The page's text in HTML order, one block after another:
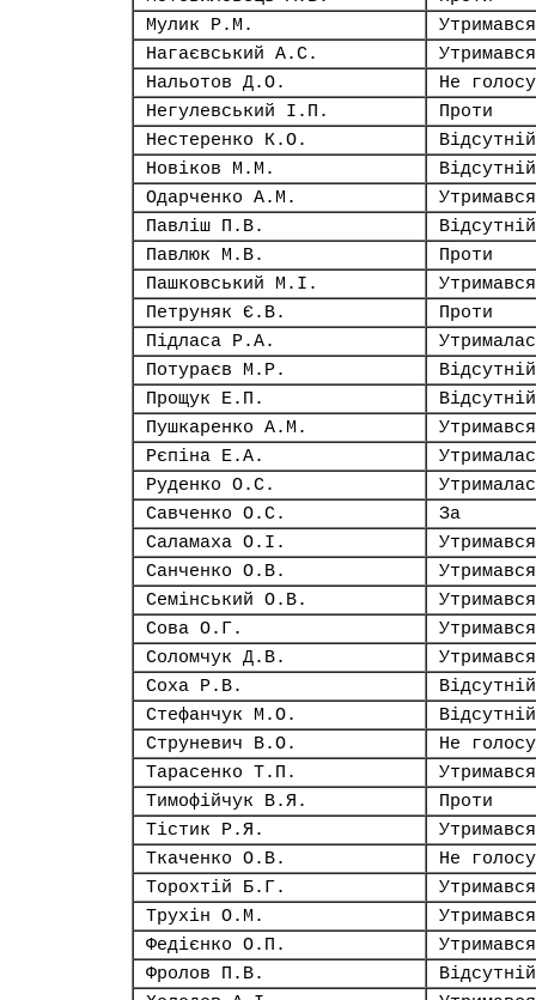
Мулик Р.М.
Утримався
Нагаєвський А.С.
Утримався
Нальотов Д.О.
Не
Негулевський І.П.
Проти
Нестеренко К.О.
Відсутній
Новіков М.М.
Відсутній
Одарченко А.М.
Утримався
Павліш П.В.
Відсутній
Павлюк М.В.
Проти
Пашковський М.І.
Утримався
Петруняк Є.В.
Проти
Підласа Р.А.
Потураєв М.Р.
Відсутній
Прощук Е.П.
Відсутній
Пушкаренко А.М.
Утримався
Рєпіна Е.А.
Руденко О.С.
Савченко О.С.
За
Саламаха О.І.
Утримався
Санченко О.В.
Утримався
Семінський О.В.
Утримався
Сова О.Г.
Утримався
Соломчук Д.В.
Утримався
Соха Р.В.
Відсутній
Стефанчук М.О.
Відсутній
Струневич В.О.
Не
Тарасенко Т.П.
Утримався
Тимофійчук В.Я.
Проти
Тістик Р.Я.
Утримався
Ткаченко О.В.
Не
Торохтій Б.Г.
Утримався
Трухін О.М.
Утримався
Федієнко О.П.
Утримався
Фролов П.В.
Відсутній